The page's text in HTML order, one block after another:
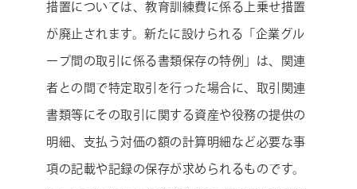
措置については、教育訓練費に係る上乗せ措置
が廃止されます。新たに設けられる「企業グル
ープ間の取引に係る書類保存の特例」は、関連
者との間で特定取引を行った場合に、取引関連
書類等にその取引に関する資産や役務の提供の
明細、支払う対価の額の計算明細など必要な事
項の記載や記録の保存が求められるものです。